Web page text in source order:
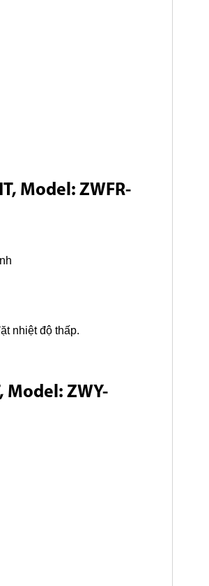
Model: ZWFR-
nhiệt độ thấp.
Model: ZWY-